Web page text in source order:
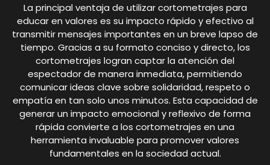
La principal ventaja de utilizar cortometrajes para
educar en valores es su impacto rápido y efectivo al
transmitir mensajes importantes en un breve lapso de
tiempo. Gracias a su formato conciso y directo, los
cortometrajes logran captar la atención del
espectador de manera inmediata, permitiendo
comunicar ideas clave sobre solidaridad, respeto o
empatía en tan solo unos minutos. Esta capacidad de
generar un impacto emocional y reflexivo de forma
rápida convierte a los cortometrajes en una
herramienta invaluable para promover valores
fundamentales en la sociedad actual.